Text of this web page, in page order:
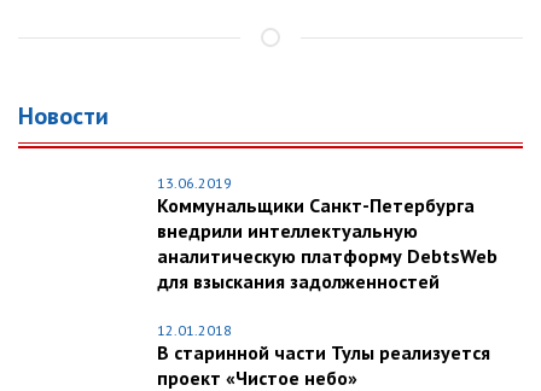
Новости
13.06.2019
Коммунальщики Санкт-Петербурга
внедрили интеллектуальную
аналитическую платформу DebtsWeb
для взыскания задолженностей
12.01.2018
В старинной части Тулы реализуется
проект «Чистое небо»